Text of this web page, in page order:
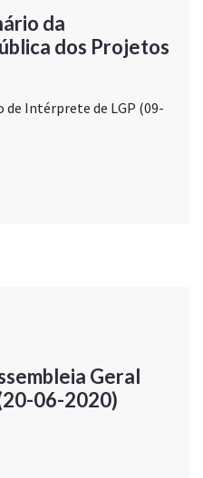
da
dos Projetos
de Intérprete de LGP (09-
Geral
06-2020)